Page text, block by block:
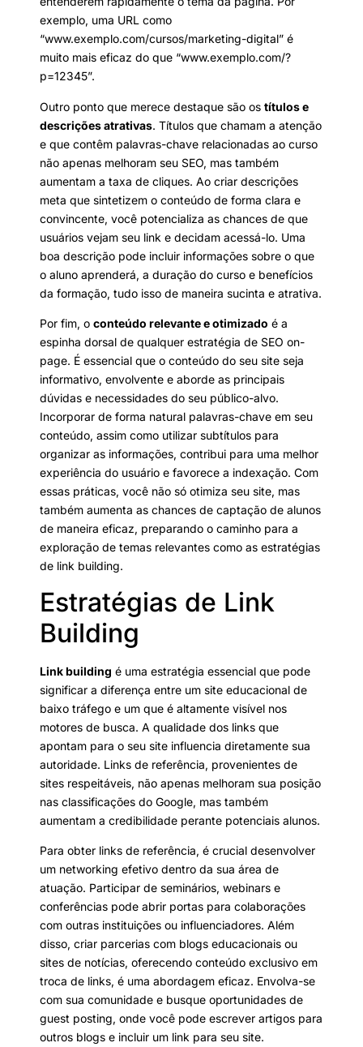
exemplo, uma URL como
“www.exemplo.com/cursos/marketing-digital” é
muito mais eficaz do que “www.exemplo.com/?
p=12345”.
Outro ponto que merece destaque são os títulos e
descrições atrativas. Títulos que chamam a atenção
e que contêm palavras-chave relacionadas ao curso
não apenas melhoram seu SEO, mas também
aumentam a taxa de cliques. Ao criar descrições
meta que sintetizem o conteúdo de forma clara e
convincente, você potencializa as chances de que
usuários vejam seu link e decidam acessá-lo. Uma
boa descrição pode incluir informações sobre o que
o aluno aprenderá, a duração do curso e benefícios
da formação, tudo isso de maneira sucinta e atrativa.
Por fim, o conteúdo relevante e otimizado é a
espinha dorsal de qualquer estratégia de SEO on-
page. É essencial que o conteúdo do seu site seja
informativo, envolvente e aborde as principais
dúvidas e necessidades do seu público-alvo.
Incorporar de forma natural palavras-chave em seu
conteúdo, assim como utilizar subtítulos para
organizar as informações, contribui para uma melhor
experiência do usuário e favorece a indexação. Com
essas práticas, você não só otimiza seu site, mas
também aumenta as chances de captação de alunos
de maneira eficaz, preparando o caminho para a
exploração de temas relevantes como as estratégias
de link building.
Estratégias de Link
Building
Link building é uma estratégia essencial que pode
significar a diferença entre um site educacional de
baixo tráfego e um que é altamente visível nos
motores de busca. A qualidade dos links que
apontam para o seu site influencia diretamente sua
autoridade. Links de referência, provenientes de
sites respeitáveis, não apenas melhoram sua posição
nas classificações do Google, mas também
aumentam a credibilidade perante potenciais alunos.
Para obter links de referência, é crucial desenvolver
um networking efetivo dentro da sua área de
atuação. Participar de seminários, webinars e
conferências pode abrir portas para colaborações
com outras instituições ou influenciadores. Além
disso, criar parcerias com blogs educacionais ou
sites de notícias, oferecendo conteúdo exclusivo em
troca de links, é uma abordagem eficaz. Envolva-se
com sua comunidade e busque oportunidades de
guest posting, onde você pode escrever artigos para
outros blogs e incluir um link para seu site.